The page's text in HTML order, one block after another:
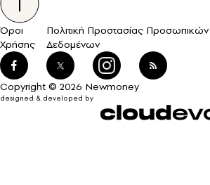
Όροι
Χρήσης
Πολιτική Προστασίας Προσωπικών
Δεδομένων
Copyright © 2026 Newmoney
designed & developed by